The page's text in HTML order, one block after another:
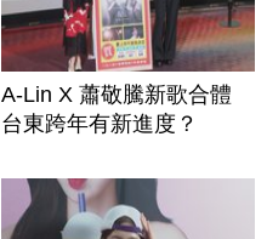
A-Lin X 蕭敬騰新歌合體
台東跨年有新進度？